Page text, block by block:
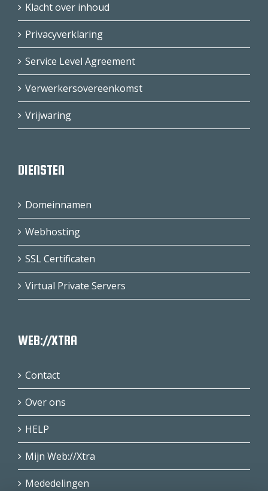
Klacht over inhoud
Privacyverklaring
Service Level Agreement
Verwerkersovereenkomst
Vrijwaring
DIENSTEN
Domeinnamen
Webhosting
SSL Certificaten
Virtual Private Servers
WEB://XTRA
Contact
Over ons
HELP
Mijn Web://Xtra
Mededelingen